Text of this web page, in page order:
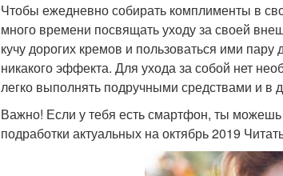
Чтобы ежедневно собирать комплименты в
много времени посвящать уходу за своей
кучу дорогих кремов и пользоваться ими
никакого эффекта. Для ухода за собой нет
легко выполнять подручными средствами и в
Важно! Если у тебя есть смартфон, ты
подработки актуальных на октябрь 2019